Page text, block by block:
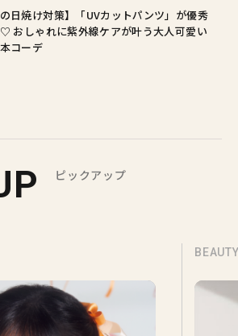
の日焼け対策】「UVカットパンツ」が優秀
おしゃれに紫外線ケアが叶う大人可愛い
コーデ
ピックアップ